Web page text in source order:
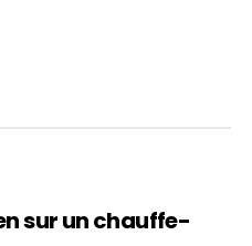
sur un chauffe-